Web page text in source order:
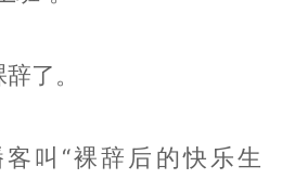
了。
叫“裸辞后的快乐生